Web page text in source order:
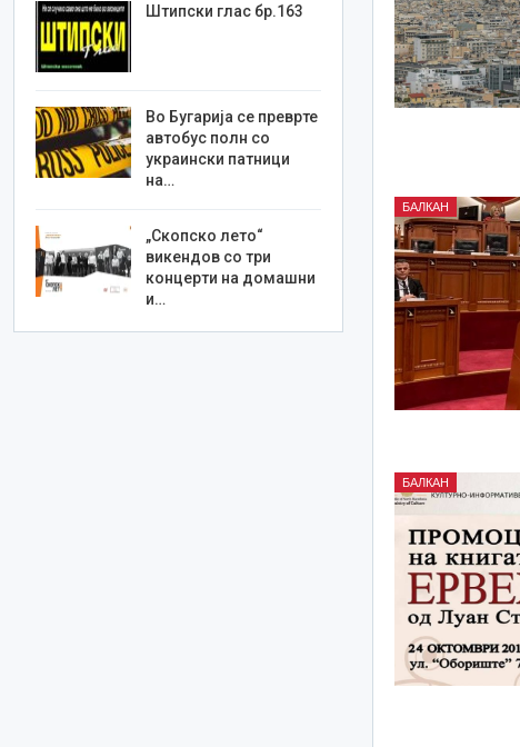
БАЛКАН
БАЛКАН
Штипски глас бр.163
Во Бугарија се преврте
автобус полн со
украински патници
на…
„Скопско лето“
викендов со три
концерти на домашни
и…